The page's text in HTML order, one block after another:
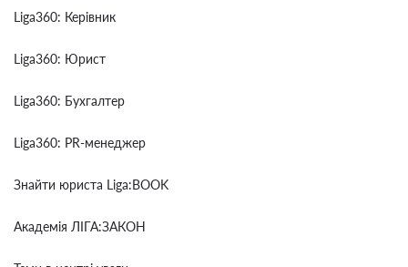
Liga360: Керівник
Liga360: Юрист
Liga360: Бухгалтер
Liga360: PR-менеджер
Знайти юриста Liga:BOOK
Академія ЛІГА:ЗАКОН